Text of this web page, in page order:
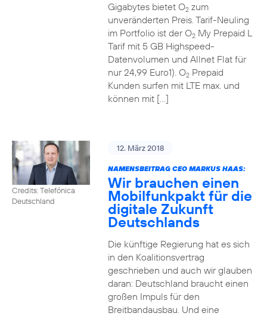
Gigabytes bietet O2zum
unveränderten Preis. Tarif-Neuling
im Portfolio ist der O2My Prepaid L
Tarif mit 5 GB Highspeed-
Datenvolumen und Allnet Flat für
nur 24,99 Euro1). O2Prepaid
Kunden surfen mit LTE max. und
können mit […]
Credits: Telefónica
Deutschland
12. März 2018
NAMENSBEITRAG CEO MARKUS HAAS:
Wir brauchen einen
Mobilfunkpakt für die
digitale Zukunft
Deutschlands
Die künftige Regierung hat es sich
in den Koalitionsvertrag
geschrieben und auch wir glauben
daran: Deutschland braucht einen
großen Impuls für den
Breitbandausbau. Und eine